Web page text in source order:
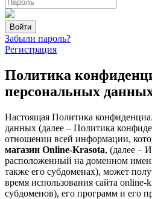
Забыли пароль?
Регистрация
Политика
персональных
Настоящая Политика
данных (далее – Политика
отношении всей информации,
магазин Online-Krasota, (далее –
расположенный на доменном
также его субдоменах), может
время использования сайта online-
субдоменов), его программ и его